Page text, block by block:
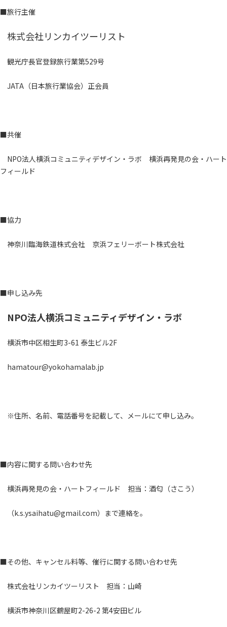
■旅行主催
株式会社リンカイツーリスト
観光庁長官登録旅行業第529号
JATA（日本旅行業協会）正会員
■共催
NPO法人横浜コミュニティデザイン・ラボ 横浜再発見の会・ハート
フィールド
■協力
神奈川臨海鉄道株式会社 京浜フェリーボート株式会社
■申し込み先
NPO法人横浜コミュニティデザイン・ラボ
横浜市中区相生町3-61 泰生ビル2F
hamatour@yokohamalab.jp
※住所、名前、電話番号を記載して、メールにて申し込み。
■内容に関する問い合わせ先
横浜再発見の会・ハートフィールド 担当：酒匂（さこう）
（k.s.ysaihatu@gmail.com）まで連絡を。
■その他、キャンセル料等、催行に関する問い合わせ先
株式会社リンカイツーリスト 担当：山崎
横浜市神奈川区鶴屋町2-26-2 第4安田ビル